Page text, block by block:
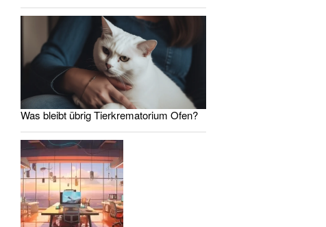
Was bleibt übrig Tierkrematorium Ofen?